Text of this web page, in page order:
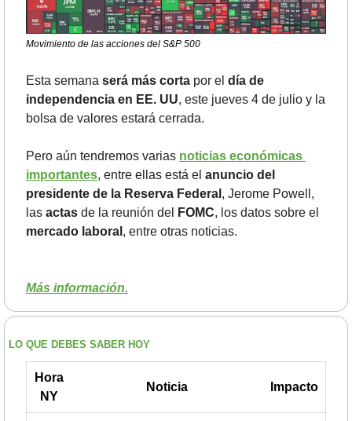
Movimiento de las acciones del S&P 500
Esta semana será más corta por el día de
independencia en EE. UU, este jueves 4 de julio y la
bolsa de valores estará cerrada.
Pero aún tendremos varias noticias económicas
importantes, entre ellas está el anuncio del
presidente de la Reserva Federal , Jerome Powell,
las actas de la reunión del FOMC
mercado laboral , entre otras noticias.
Más información.
LO QUE DEBES SABER HOY
Hora
NY
Noticia Impacto